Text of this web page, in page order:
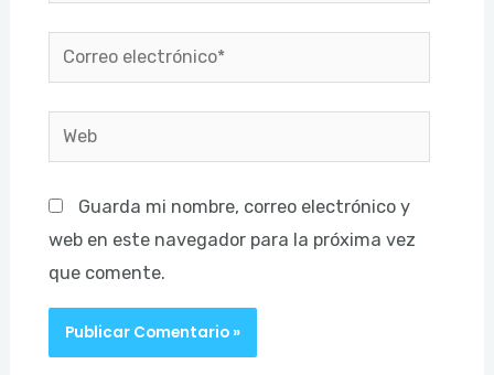
Correo
electrónico*
Web
Guarda mi nombre, correo electrónico y
web en este navegador para la próxima vez
que comente.